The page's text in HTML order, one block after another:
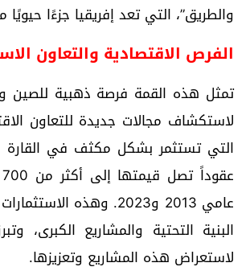
والطريق”، التي تعد إفريقيا جزءًا حيويًا
الفرص الاقتصادية والتعاون
تمثل هذه القمة فرصة ذهبية للصين
لاستكشاف مجالات جديدة للتعاون
التي تستثمر بشكل مكثف في القارة
عامي 2013 و2023. وهذه
البنية التحتية والمشاريع الكبرى،
لاستعراض هذه المشاريع وتعزيزها.